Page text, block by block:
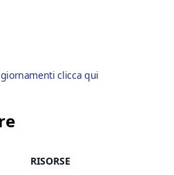
clicca qui
RISORSE